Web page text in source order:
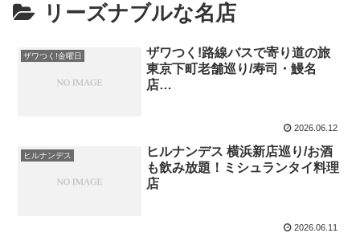
リーズナブルな名店
ザワつく!金曜日
ザワつく!路線バスで寄り道の旅
東京下町老舗巡り/寿司・鰻名
店…
2026.06.12
ヒルナンデス
ヒルナンデス 横浜新店巡り/お酒
も飲み放題！ミシュランタイ料理
店
2026.06.11